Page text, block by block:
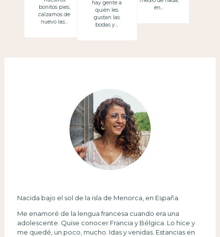
bonitos pies,
calzamos de
nuevo las…
hay gente a
quién les
gustan las
bodas y…
en…
Nacida bajo el sol de la isla de Menorca, en España.
Me enamoré de la lengua francesa cuando era una
adolescente. Quise conocer Francia y Bélgica. Lo hice y
me quedé, un poco, mucho. Idas y venidas. Estancias en